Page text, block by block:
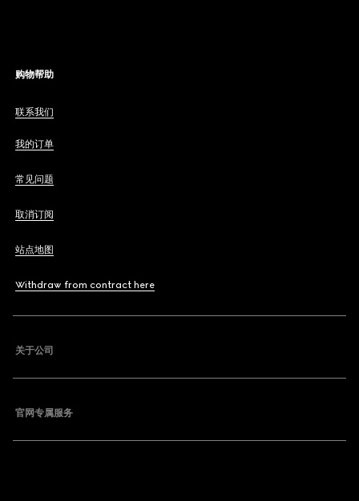
购物帮助
联系我们
我的订单
常见问题
取消订阅
站点地图
Withdraw from contract here
关于公司
官网专属服务